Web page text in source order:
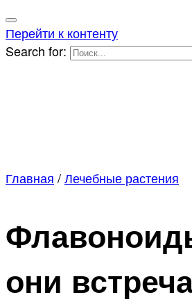
Перейти к контенту
Search for:
Главная /Лечебные растения
они